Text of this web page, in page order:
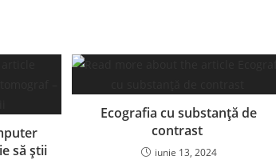
să știi
Ecografia cu substanță de
contrast
iunie 13, 2024